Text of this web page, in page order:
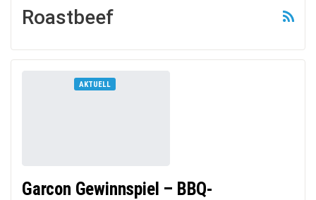
Roastbeef
AKTUELL
Garcon Gewinnspiel – BBQ-